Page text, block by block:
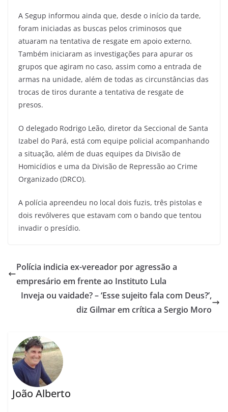
A Segup informou ainda que, desde o início da tarde,
foram iniciadas as buscas pelos criminosos que
atuaram na tentativa de resgate em apoio externo.
Também iniciaram as investigações para apurar os
grupos que agiram no caso, assim como a entrada de
armas na unidade, além de todas as circunstâncias das
trocas de tiros durante a tentativa de resgate de
presos.
O delegado Rodrigo Leão, diretor da Seccional de Santa
Izabel do Pará, está com equipe policial acompanhando
a situação, além de duas equipes da Divisão de
Homicídios e uma da Divisão de Repressão ao Crime
Organizado (DRCO).
A polícia apreendeu no local dois fuzis, três pistolas e
dois revólveres que estavam com o bando que tentou
invadir o presídio.
Polícia indicia ex-vereador por agressão a
empresário em frente ao Instituto Lula
Inveja ou vaidade? – ‘Esse sujeito fala com Deus?’,
diz Gilmar em crítica a Sergio Moro
João Alberto